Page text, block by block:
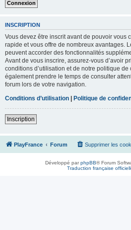
INSCRIPTION
Vous devez être inscrit avant de pouvoir vous
rapide et vous offre de nombreux avantages.
peuvent accorder des fonctionnalités
Avant de vous inscrire, assurez-vous d’avoir
conditions d’utilisation et de notre politique
également prendre le temps de consulter
forum lors de votre navigation.
Conditions d’utilisation | Politique de
Inscription
PlayFrance Forum Supprimer les
Développé parphpBB® Forum
Traduction française